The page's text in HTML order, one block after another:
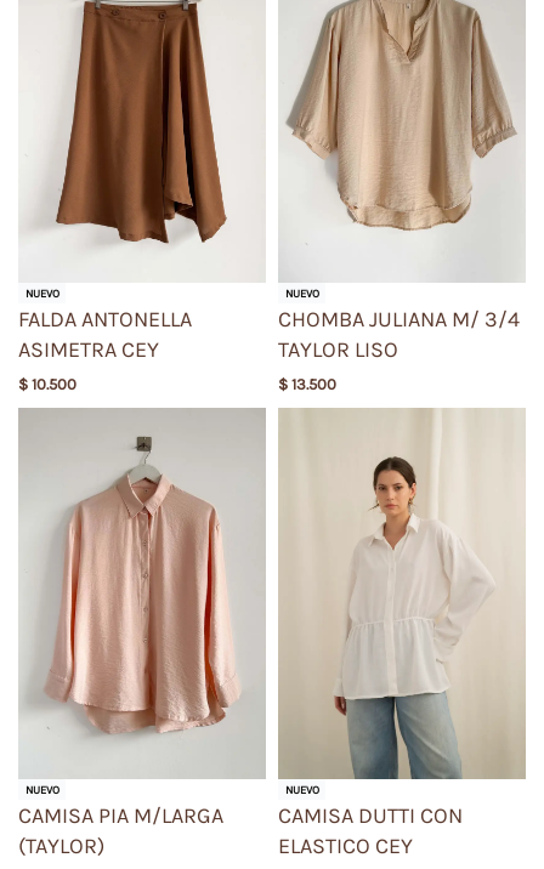
NUEVO
FALDA ANTONELLA
ASIMETRA CEY
$ 10.500
NUEVO
CHOMBA JULIANA M/ 3/4
TAYLOR LISO
$ 13.500
NUEVO
CAMISA PIA M/LARGA
(TAYLOR)
NUEVO
CAMISA DUTTI CON
ELASTICO CEY